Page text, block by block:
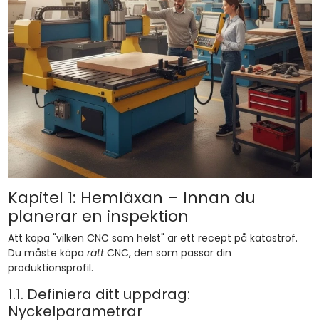
Kapitel 1: Hemläxan – Innan du
planerar en inspektion
Att köpa "vilken CNC som helst" är ett recept på katastrof.
Du måste köpa rättCNC, den som passar din
produktionsprofil.
1.1. Definiera ditt uppdrag:
Nyckelparametrar